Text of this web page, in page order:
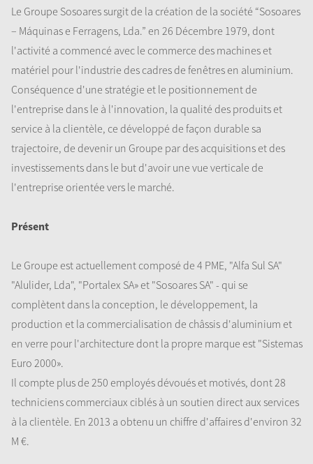
Le Groupe Sosoares surgit de la création de la société “Sosoares
– Máquinas e Ferragens, Lda.” en 26 Décembre 1979, dont
l'activité a commencé avec le commerce des machines et
matériel pour l'industrie des cadres de fenêtres en aluminium.
Conséquence d'une stratégie et le positionnement de
l'entreprise dans le à l'innovation, la qualité des produits et
service à la clientèle, ce développé de façon durable sa
trajectoire, de devenir un Groupe par des acquisitions et des
investissements dans le but d'avoir une vue verticale de
l'entreprise orientée vers le marché.
Présent
Le Groupe est actuellement composé de 4 PME, "Alfa Sul SA"
"Alulider, Lda", "Portalex SA» et "Sosoares SA" - qui se
complètent dans la conception, le développement, la
production et la commercialisation de châssis d'aluminium et
en verre pour l'architecture dont la propre marque est "Sistemas
Euro 2000».
Il compte plus de 250 employés dévoués et motivés, dont 28
techniciens commerciaux ciblés à un soutien direct aux services
à la clientèle. En 2013 a obtenu un chiffre d'affaires d'environ 32
M €.